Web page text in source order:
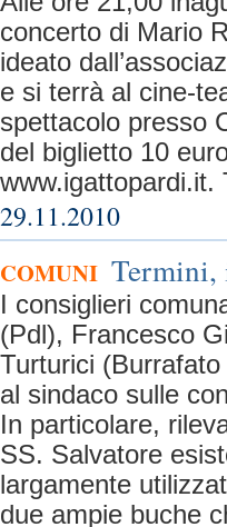
concerto di Mario
ideato
e si terrà al cine-
spettacolo presso
del biglietto 10
www.igattopardi.it.
29.11.2010
COMUNI Termini,
I consiglieri
(Pdl), Francesco
Turturici (Burrafato
al sindaco sulle
In particolare,
SS. Salvatore
largamente
due ampie buche